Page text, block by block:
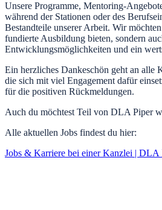
Unsere Programme, Mentoring-
während der Stationen oder des
Bestandteile unserer Arbeit. Wir
fundierte Ausbildung bieten, sondern
Entwicklungsmöglichkeiten und ein
Ein herzliches Dankeschön geht an alle
die sich mit viel Engagement dafür
für die positiven Rückmeldungen.
Auch du möchtest Teil von DLA Piper
Alle aktuellen Jobs findest du hier:
Jobs & Karriere bei einer Kanzlei | DLA